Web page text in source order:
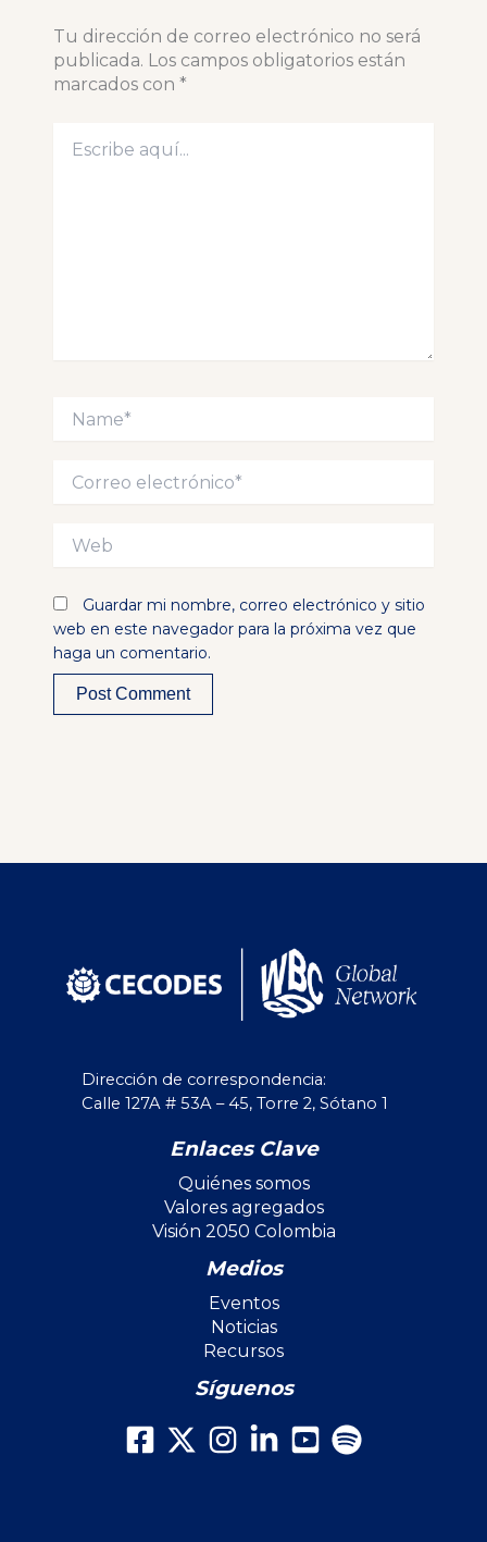
Tu dirección de correo electrónico no será
publicada. Los campos obligatorios están
marcados con *
aquí...
electrónico*
Guardar mi nombre, correo electrónico y sitio
web en este navegador para la próxima vez que
haga un comentario.
Dirección de correspondencia:
Calle 127A # 53A – 45, Torre 2, Sótano 1
Enlaces Clave
Quiénes somos
Valores agregados
Visión 2050 Colombia
Medios
Eventos
Noticias
Recursos
Síguenos